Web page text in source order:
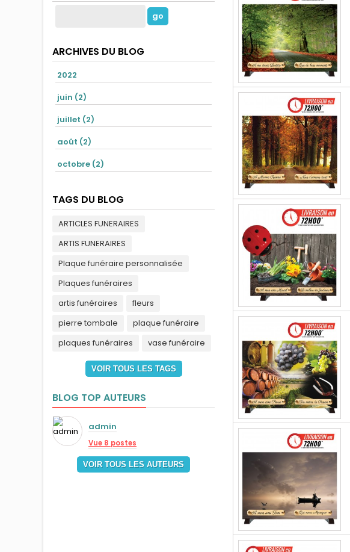
ARCHIVES DU BLOG
2022
juin (2)
juillet (2)
août (2)
octobre (2)
TAGS DU BLOG
ARTICLES FUNERAIRES
ARTIS FUNERAIRES
Plaque funéraire personnalisée
Plaques funéraires
artis funéraires
fleurs
pierre tombale
plaque funéraire
plaques funéraires
vase funéraire
VOIR TOUS LES TAGS
BLOG TOP AUTEURS
admin
Vue 8 postes
VOIR TOUS LES AUTEURS